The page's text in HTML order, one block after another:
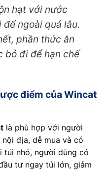
hạt với nước
ngoài quá lâu.
phần thức ăn
bỏ đi để hạn chế
điểm của Wincat
là phù hợp với người
địa, dễ mua và có
túi nhỏ, người dùng có
tư ngay túi lớn, giảm